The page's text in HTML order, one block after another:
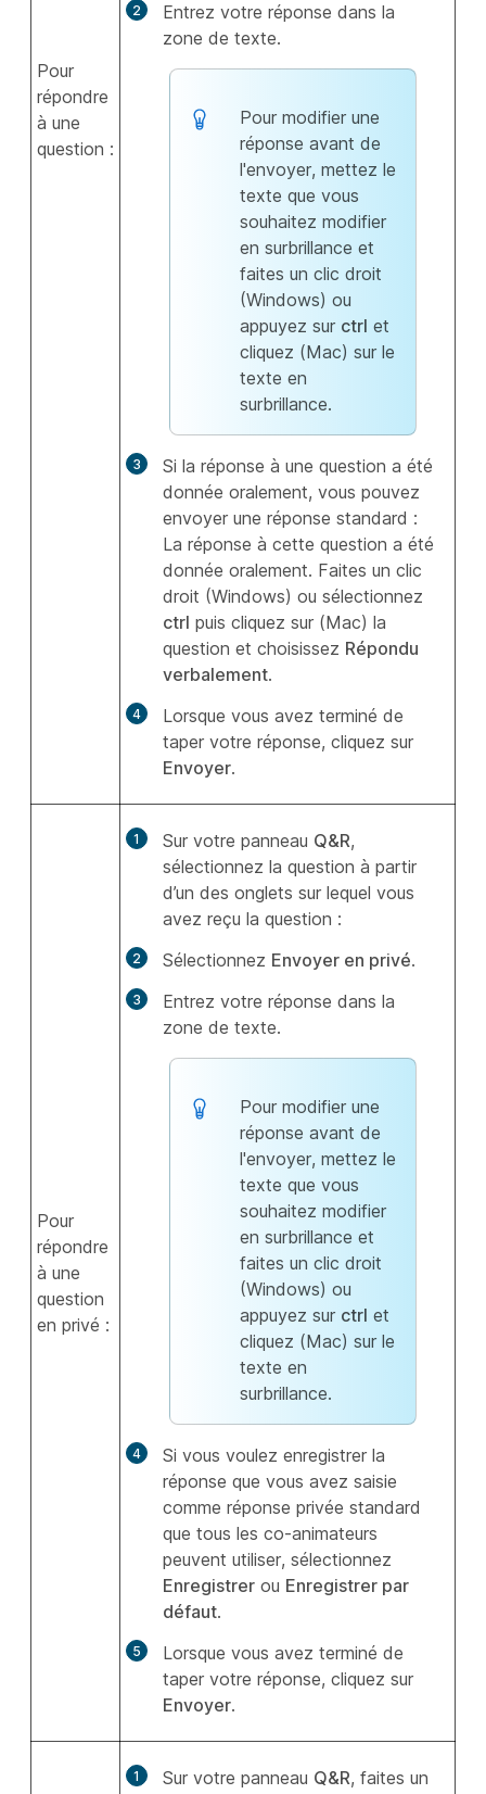
Pour
répondre
à une
question :
Entrez votre réponse dans la
zone de texte.
Pour modifier une
réponse avant de
l'envoyer, mettez le
texte que vous
souhaitez modifier
en surbrillance et
faites un clic droit
(Windows) ou
appuyez sur ctrl et
cliquez (Mac) sur le
texte en
surbrillance.
Si la réponse à une question a été
donnée oralement, vous pouvez
envoyer une réponse standard :
La réponse à cette question a été
donnée oralement. Faites un clic
droit (Windows) ou sélectionnez
ctrl puis cliquez sur (Mac) la
question et choisissez Répondu
verbalement.
Lorsque vous avez terminé de
taper votre réponse, cliquez sur
Envoyer.
Pour
répondre
à une
question
en privé :
Sur votre panneau Q&R,
sélectionnez la question à partir
d’un des onglets sur lequel vous
avez reçu la question :
Sélectionnez Envoyer en privé.
Entrez votre réponse dans la
zone de texte.
Pour modifier une
réponse avant de
l'envoyer, mettez le
texte que vous
souhaitez modifier
en surbrillance et
faites un clic droit
(Windows) ou
appuyez sur ctrl et
cliquez (Mac) sur le
texte en
surbrillance.
Si vous voulez enregistrer la
réponse que vous avez saisie
comme réponse privée standard
que tous les co-animateurs
peuvent utiliser, sélectionnez
Enregistrer ou Enregistrer par
défaut.
Lorsque vous avez terminé de
taper votre réponse, cliquez sur
Envoyer.
Sur votre panneau Q&R, faites un